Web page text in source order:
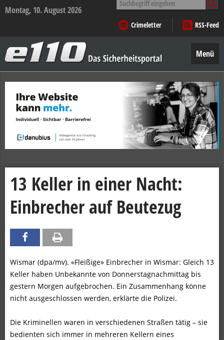
Montag, 10. August 2026
nach:
Crimeletter
RSS-Feed
–
Das
Sicherheitsportal
Menü
Zum
Inhalt
springen
13 Keller in einer Nacht:
Einbrecher auf Beutezug
Wismar (dpa/mv). «Fleißige» Einbrecher in Wismar: Gleich 13
Keller haben Unbekannte von Donnerstagnachmittag bis
gestern Morgen aufgebrochen. Ein Zusammenhang könne
nicht ausgeschlossen werden, erklärte die Polizei.
Die Kriminellen waren in verschiedenen Straßen tätig – sie
bedienten sich immer in mehreren Kellern eines